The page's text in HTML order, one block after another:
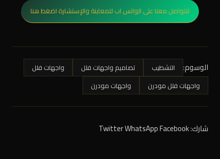
للتواصل معنا على الواتس اب للمعاينة والإستشارة اضغط هنا
الوسوم: التشطيب تصاميم واجهات فلل
واجهات فلل
واجهات فلل مودرن
واجهات مودرن
شارك: TwitterWhatsAppFacebook